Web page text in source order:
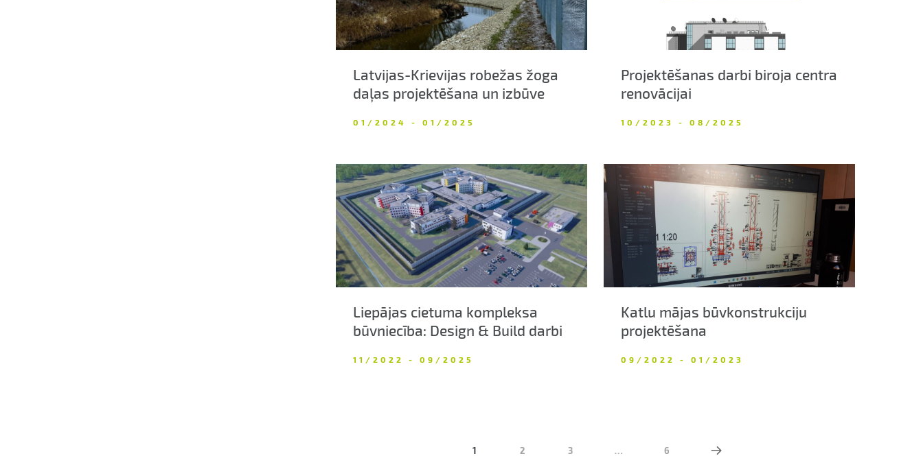
Latvijas-Krievijas robežas žoga
daļas projektēšana un izbūve
01/2024 - 01/2025
Projektēšanas darbi biroja centra
renovācijai
10/2023 - 08/2025
Liepājas cietuma kompleksa
būvniecība: Design & Build darbi
11/2022 - 09/2025
Katlu mājas būvkonstrukciju
projektēšana
09/2022 - 01/2023
1 2 3 6